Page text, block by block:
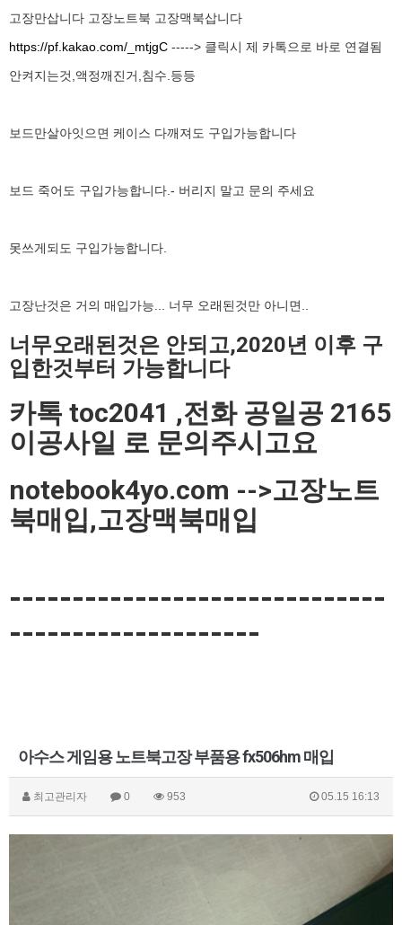
고장만삽니다 고장노트북 고장맥북삽니다
https://pf.kakao.com/_mtjgC -----> 클릭시 제 카톡으로 바로 연결됨
안켜지는것,액정깨진거,침수.등등
보드만살아잇으면 케이스 다깨져도 구입가능합니다
보드 죽어도 구입가능합니다.- 버리지 말고 문의 주세요
못쓰게되도 구입가능합니다.
고장난것은 거의 매입가능... 너무 오래된것만 아니면..
너무오래된것은 안되고,2020년 이후 구
입한것부터 가능합니다
카톡 toc2041 ,전화 공일공 2165
이공사일 로 문의주시고요
notebook4yo.com -->고장노트
북매입,고장맥북매입
------------------------------
--------------------
아수스 게임용 노트북고장 부품용 fx506hm 매입
최고관리자 0 953 05.15 16:13